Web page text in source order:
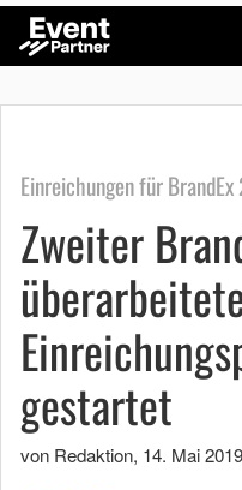
Einreichungen für
Zweiter
gestartet
von Redaktion, 14. Mai 2019